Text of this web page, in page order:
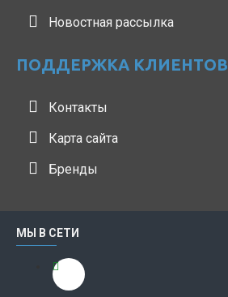
Новостная рассылка
ПОДДЕРЖКА КЛИЕНТОВ
Контакты
Карта сайта
Бренды
МЫ В СЕТИ